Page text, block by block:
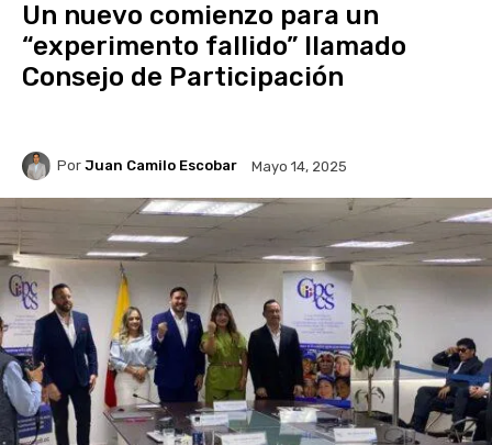
Un nuevo comienzo para un
“experimento fallido” llamado
Consejo de Participación
Por Juan Camilo Escobar Mayo 14, 2025